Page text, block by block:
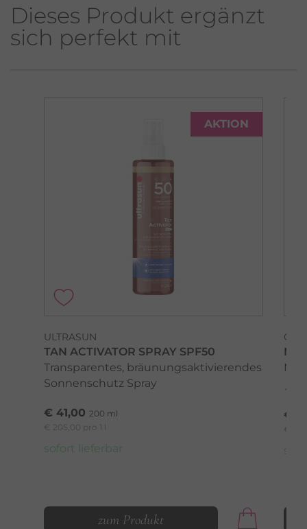
Dieses Produkt ergänzt
sich perfekt mit
AKTION
ULTRASUN
TAN ACTIVATOR SPRAY SPF50
Transparentes, bräunungsaktivierendes
Sonnenschutz Spray
€ 41,00 200 ml
€ 205,00 pro 1 l
sofort lieferbar
zum Produkt
€
€